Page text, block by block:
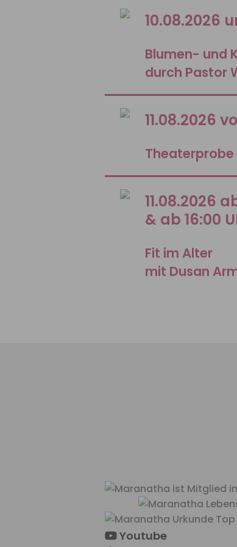
10.08.2026
Blumen- und
durch Pastor
11.08.2026
Theaterprobe
11.08.2026
& ab 16:00
Fit im Alter
mit Dusan
Youtube